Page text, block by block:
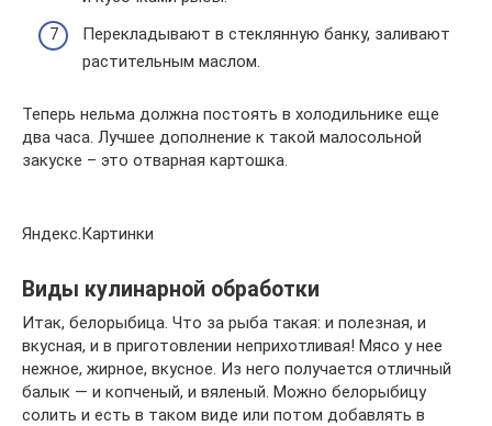
Перекладывают в стеклянную банку, заливают
растительным маслом.
Теперь нельма должна постоять в холодильнике еще
два часа. Лучшее дополнение к такой малосольной
закуске – это отварная картошка.
Яндекс.Картинки
Виды кулинарной обработки
Итак, белорыбица. Что за рыба такая: и полезная, и
вкусная, и в приготовлении неприхотливая! Мясо у нее
нежное, жирное, вкусное. Из него получается отличный
балык — и копченый, и вяленый. Можно белорыбицу
солить и есть в таком виде или потом добавлять в